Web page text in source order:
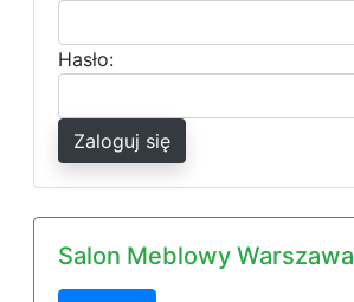
Hasło:
Zaloguj się
Salon Meblowy Warszawa